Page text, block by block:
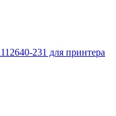
231 для принтера